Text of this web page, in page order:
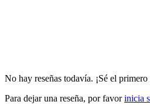
No hay reseñas todavía. ¡Sé el
Para dejar una reseña, por favorinicia